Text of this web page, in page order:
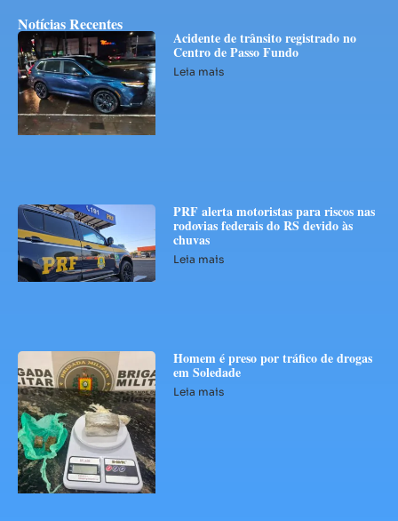
Notícias Recentes
Acidente de trânsito registrado no
Centro de Passo Fundo
Leia mais
PRF alerta motoristas para riscos nas
rodovias federais do RS devido às
chuvas
Leia mais
Homem é preso por tráfico de drogas
em Soledade
Leia mais